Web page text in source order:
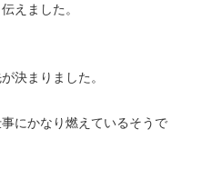
えました。
決まりました。
にかなり燃えているそうで